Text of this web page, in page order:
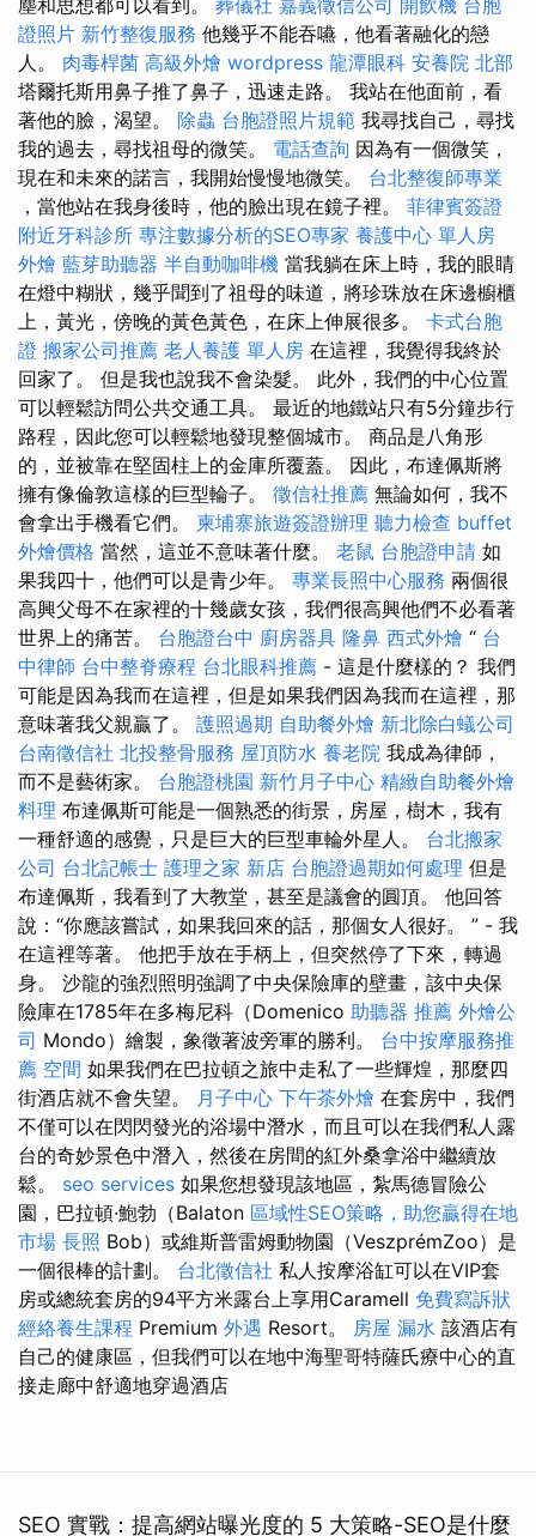
塵和思想都可以看到。 葬儀社 嘉義徵信公司 開飲機 台胞
證照片 新竹整復服務 他幾乎不能吞嚥，他看著融化的戀
人。 肉毒桿菌 高級外燴 wordpress 龍潭眼科 安養院 北部
塔爾托斯用鼻子推了鼻子，迅速走路。 我站在他面前，看
著他的臉，渴望。 除蟲 台胞證照片規範 我尋找自己，尋找
我的過去，尋找祖母的微笑。 電話查詢 因為有一個微笑，
現在和未來的諾言，我開始慢慢地微笑。 台北整復師專業
，當他站在我身後時，他的臉出現在鏡子裡。 菲律賓簽證
附近牙科診所 專注數據分析的SEO專家 養護中心 單人房
外燴 藍芽助聽器 半自動咖啡機 當我躺在床上時，我的眼睛
在燈中糊狀，幾乎聞到了祖母的味道，將珍珠放在床邊櫥櫃
上，黃光，傍晚的黃色黃色，在床上伸展很多。 卡式台胞
證 搬家公司推薦 老人養護 單人房 在這裡，我覺得我終於
回家了。 但是我也說我不會染髮。 此外，我們的中心位置
可以輕鬆訪問公共交通工具。 最近的地鐵站只有5分鐘步行
路程，因此您可以輕鬆地發現整個城市。 商品是八角形
的，並被靠在堅固柱上的金庫所覆蓋。 因此，布達佩斯將
擁有像倫敦這樣的巨型輪子。 徵信社推薦 無論如何，我不
會拿出手機看它們。 柬埔寨旅遊簽證辦理 聽力檢查 buffet
外燴價格 當然，這並不意味著什麼。 老鼠 台胞證申請 如
果我四十，他們可以是青少年。 專業長照中心服務 兩個很
高興父母不在家裡的十幾歲女孩，我們很高興他們不必看著
世界上的痛苦。 台胞證台中 廚房器具 隆鼻 西式外燴 “ 台
中律師 台中整脊療程 台北眼科推薦 - 這是什麼樣的？ 我們
可能是因為我而在這裡，但是如果我們因為我而在這裡，那
意味著我父親贏了。 護照過期 自助餐外燴 新北除白蟻公司
台南徵信社 北投整骨服務 屋頂防水 養老院 我成為律師，
而不是藝術家。 台胞證桃園 新竹月子中心 精緻自助餐外燴
料理 布達佩斯可能是一個熟悉的街景，房屋，樹木，我有
一種舒適的感覺，只是巨大的巨型車輪外星人。 台北搬家
公司 台北記帳士 護理之家 新店 台胞證過期如何處理 但是
布達佩斯，我看到了大教堂，甚至是議會的圓頂。 他回答
說：“你應該嘗試，如果我回來的話，那個女人很好。 ” - 我
在這裡等著。 他把手放在手柄上，但突然停了下來，轉過
身。 沙龍的強烈照明強調了中央保險庫的壁畫，該中央保
險庫在1785年在多梅尼科（Domenico 助聽器 推薦 外燴公
司 Mondo）繪製，象徵著波旁軍的勝利。 台中按摩服務推
薦 空間 如果我們在巴拉頓之旅中走私了一些輝煌，那麼四
街酒店就不會失望。 月子中心 下午茶外燴 在套房中，我們
不僅可以在閃閃發光的浴場中潛水，而且可以在我們私人露
台的奇妙景色中潛入，然後在房間的紅外桑拿浴中繼續放
鬆。 seo services 如果您想發現該地區，紮馬德冒險公
園，巴拉頓·鮑勃（Balaton 區域性SEO策略，助您贏得在地
市場 長照 Bob）或維斯普雷姆動物園（VeszprémZoo）是
一個很棒的計劃。 台北徵信社 私人按摩浴缸可以在VIP套
房或總統套房的94平方米露台上享用Caramell 免費寫訴狀
經絡養生課程 Premium 外遇 Resort。 房屋 漏水 該酒店有
自己的健康區，但我們可以在地中海聖哥特薩氏療中心的直
接走廊中舒適地穿過酒店
SEO 實戰：提高網站曝光度的 5 大策略-SEO是什麼